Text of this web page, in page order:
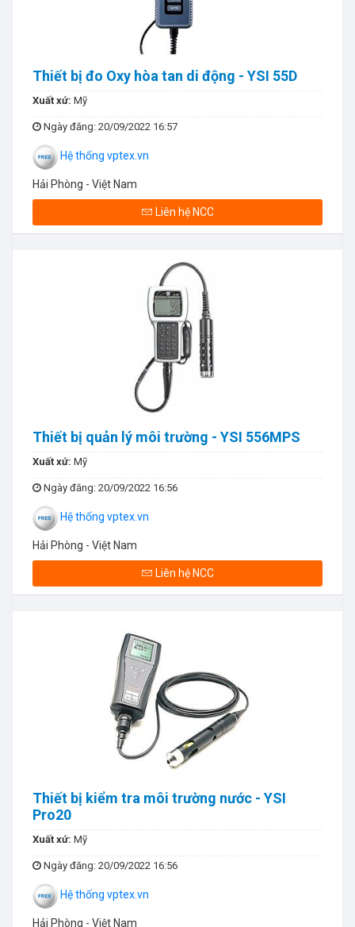
Thiết bị đo Oxy hòa tan di động - YSI 55D
Xuất xứ: Mỹ
Ngày đăng: 20/09/2022 16:57
Hệ thống vptex.vn
Hải Phòng - Việt Nam
Liên hệ NCC
Thiết bị quản lý môi trường - YSI 556MPS
Xuất xứ: Mỹ
Ngày đăng: 20/09/2022 16:56
Hệ thống vptex.vn
Hải Phòng - Việt Nam
Liên hệ NCC
Thiết bị kiểm tra môi trường nước - YSI
Pro20
Xuất xứ: Mỹ
Ngày đăng: 20/09/2022 16:56
Hệ thống vptex.vn
Hải Phòng - Việt Nam